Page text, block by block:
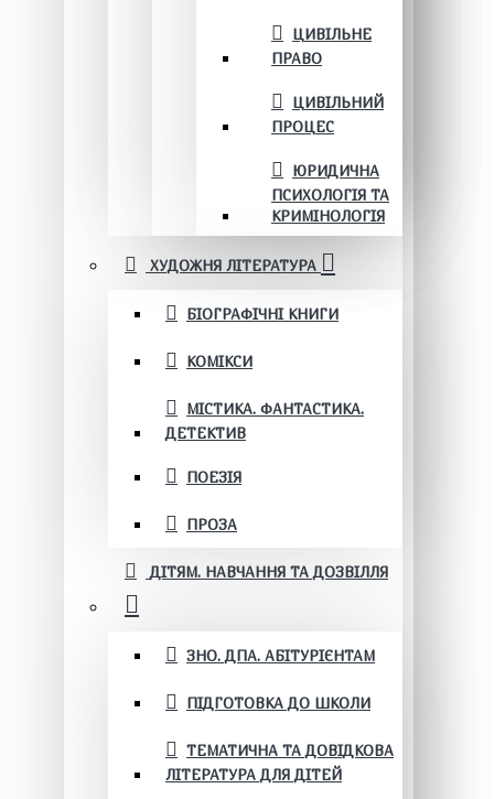
ЦИВІЛЬНЕ
ПРАВО
ЦИВІЛЬНИЙ
ПРОЦЕС
ЮРИДИЧНА
ПСИХОЛОГІЯ ТА
КРИМІНОЛОГІЯ
ХУДОЖНЯ ЛІТЕРАТУРА
БІОГРАФІЧНІ КНИГИ
КОМІКСИ
МІСТИКА. ФАНТАСТИКА.
ДЕТЕКТИВ
ПОЕЗІЯ
ПРОЗА
ДІТЯМ. НАВЧАННЯ ТА ДОЗВІЛЛЯ
ЗНО. ДПА. АБІТУРІЄНТАМ
ПІДГОТОВКА ДО ШКОЛИ
ТЕМАТИЧНА ТА ДОВІДКОВА
ЛІТЕРАТУРА ДЛЯ ДІТЕЙ